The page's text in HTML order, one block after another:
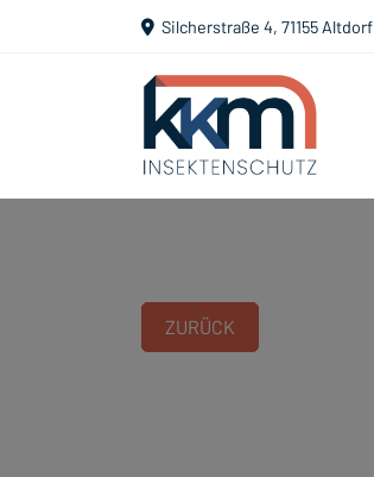
Silcherstraße 4, 71155 Altdorf
ZURÜCK